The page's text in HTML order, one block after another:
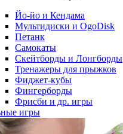
Йо-йо и Кендама
Мультидиски и OgoDisk
Петанк
Самокаты
Скейтборды и Лонгборды
Тренажеры для прыжков
Фиджет-кубы
Фингерборды
Фрисби и др. игры
игры